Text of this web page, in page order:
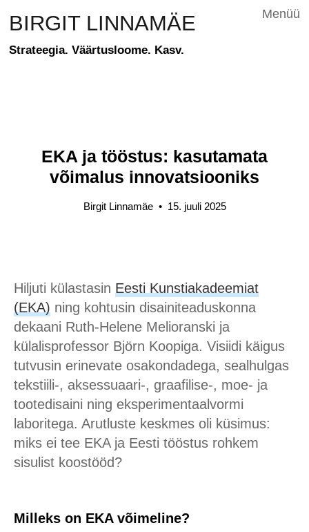
BIRGIT LINNAMÄE
Strateegia. Väärtusloome. Kasv.
Menüü
EKA ja tööstus: kasutamata
võimalus innovatsiooniks
Birgit Linnamäe• 15. juuli 2025
Hiljuti külastasin Eesti Kunstiakadeemiat
(EKA) ning kohtusin disainiteaduskonna
dekaani Ruth-Helene Melioranski ja
külalisprofessor Björn Koopiga. Visiidi käigus
tutvusin erinevate osakondadega, sealhulgas
tekstiili-, aksessuaari-, graafilise-, moe- ja
tootedisaini ning eksperimentaalvormi
laboritega. Arutluste keskmes oli küsimus:
miks ei tee EKA ja Eesti tööstus rohkem
sisulist koostööd?
Milleks on EKA võimeline?